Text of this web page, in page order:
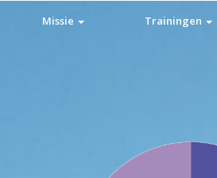
Missie Trainingen